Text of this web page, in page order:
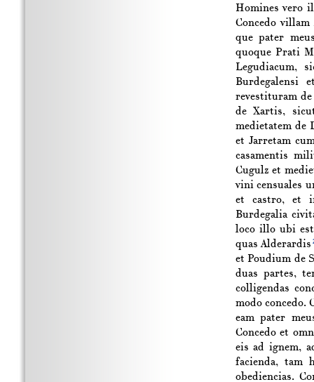
Homines vero
Concedo
que pater
quoque Prati
Legudiacum,
Burdegalensi
revestituram
de Xartis,
medietatem
et Jarretam
casamentis
Cugulz et
vini censuales
et castro, et
Burdegalia
loco illo ubi
quas Alderardis
et Poudium de
duas partes,
colligendas
modo concedo.
eam pater
Concedo et
eis ad ignem,
facienda,
obediencias.